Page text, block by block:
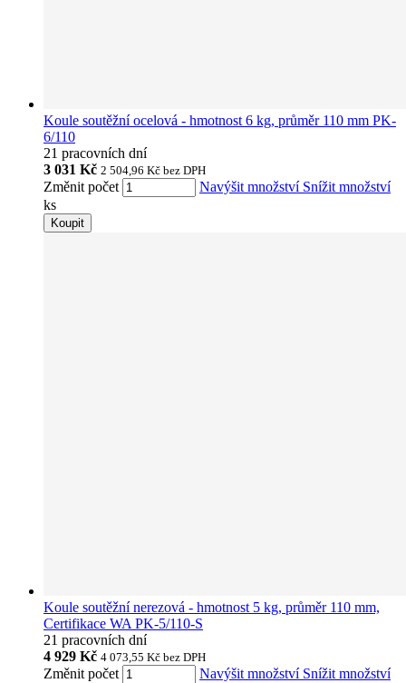
Koule soutěžní ocelová - hmotnost 6 kg, průměr 110 mm PK-
6/110
21 pracovních dní
3 031 Kč 2 504,96 Kč bez DPH
Změnit počet Navýšit množství Snížit množství
ks
Koupit
Koule soutěžní nerezová - hmotnost 5 kg, průměr 110 mm,
Certifikace WA PK-5/110-S
21 pracovních dní
4 929 Kč 4 073,55 Kč bez DPH
Změnit počet Navýšit množství Snížit množství